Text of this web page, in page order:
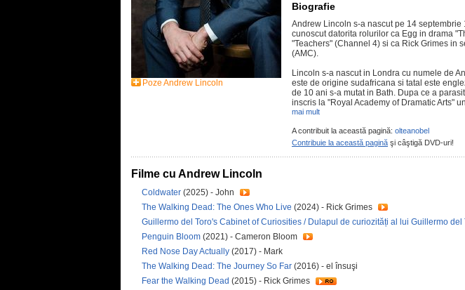
Poze Andrew Lincoln
Biografie
Andrew Lincoln s-a nascut pe 14 septembrie
cunoscut datorita rolurilor ca Egg in drama
"Teachers" (Channel 4) si ca Rick Grimes in
(AMC).
Lincoln s-a nascut in Londra cu numele de
este de origine sudafricana si tatal este
de 10 ani s-a mutat in Bath. Dupa ce a
inscris la "Royal Academy of Dramatic Arts"
mai mult
A contribuit la această pagină: olteanobel
Contribuie la această pagină şi câştigă DVD-uri!
Filme cu Andrew Lincoln
Coldwater (2025) - John
The Walking Dead: The Ones Who Live (2024) - Rick Grimes
Guillermo del Toro's Cabinet of Curiosities / Dulapul de curiozități al lui Guillermo del
Penguin Bloom (2021) - Cameron Bloom
Red Nose Day Actually (2017) - Mark
The Walking Dead: The Journey So Far (2016) - el însuşi
Fear the Walking Dead (2015) - Rick Grimes